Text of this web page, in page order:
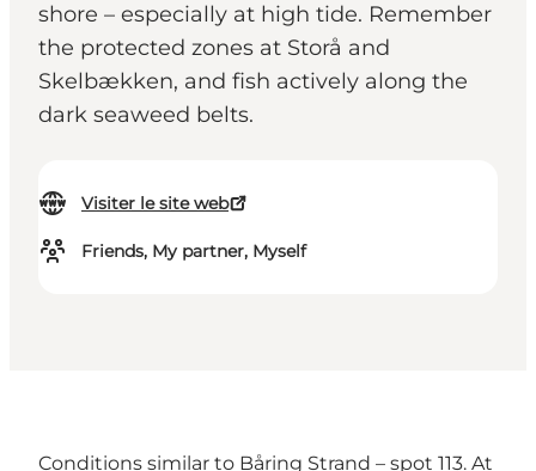
shore – especially at high tide. Remember
the protected zones at Storå and
Skelbækken, and fish actively along the
dark seaweed belts.
Visiter le site web
Friends, My partner, Myself
Conditions similar to Båring Strand – spot 113. At